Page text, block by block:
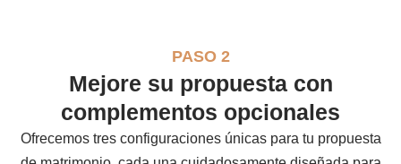
PASO 2
Mejore su propuesta con
complementos opcionales
Ofrecemos tres configuraciones únicas para tu propuesta